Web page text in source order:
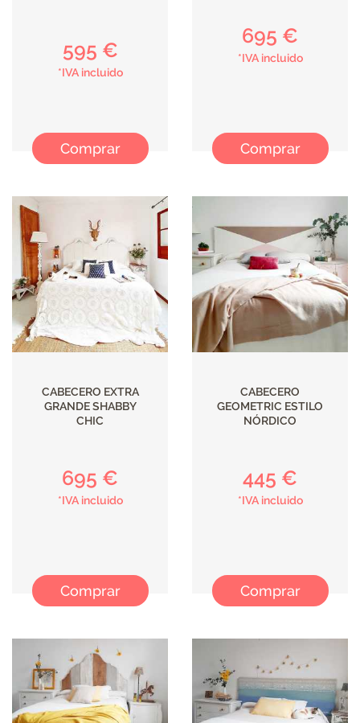
595 €
*IVA incluido
Comprar
695 €
*IVA incluido
Comprar
CABECERO EXTRA
GRANDE SHABBY
CHIC
695 €
*IVA incluido
Comprar
CABECERO
GEOMETRIC ESTILO
NÓRDICO
445 €
*IVA incluido
Comprar